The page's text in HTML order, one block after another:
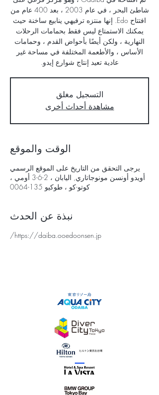
شاطئ البحر ، في عام 2003 ، بعد 400 عام من
افتتاح Edo. إنها منتزه ترفيهي ينابيع ساخنة حيث
يمكنك الاستمتاع ليس فقط بحمامات الرحلات
النهارية ، ولكن أيضًا بأحواض القدم ، وحمامات
الأساس ، والأطعمة المختلفة في مساحة غير
عادية تعيد إنتاج شوارع إيدو.
التسجيل مغلق
مشاهدة أحداث أخرى
الوقت والموقع
يرجى التحقق من التاريخ على الموقع الرسمي
أويدو أونسن مونوجاتاري, اليابان ، 2-6-3 أومي ،
كوتو-كو ، طوكيو 135-0064
نبذة عن الحدث
https://daiba.ooedoonsen.jp/